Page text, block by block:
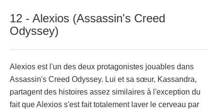
12 - Alexios (Assassin's Creed
Odyssey)
Alexios est l'un des deux protagonistes jouables dans
Assassin's Creed Odyssey. Lui et sa sœur, Kassandra,
partagent des histoires assez similaires à l'exception du
fait que Alexios s'est fait totalement laver le cerveau par